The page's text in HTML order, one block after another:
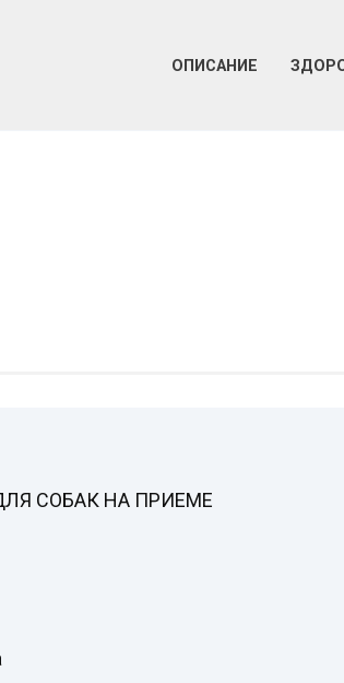
ОПИСАНИЕ
СОБАК НА ПРИЕМЕ